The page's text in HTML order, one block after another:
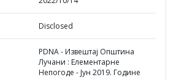
Disclosed
PDNA - Извештај Општина
Лучани : Елементарне
Непогоде - Јун 2019. Године